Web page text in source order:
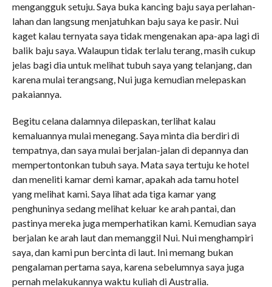
mengangguk setuju. Saya buka kancing baju saya perlahan-
lahan dan langsung menjatuhkan baju saya ke pasir. Nui
kaget kalau ternyata saya tidak mengenakan apa-apa lagi di
balik baju saya. Walaupun tidak terlalu terang, masih cukup
jelas bagi dia untuk melihat tubuh saya yang telanjang, dan
karena mulai terangsang, Nui juga kemudian melepaskan
pakaiannya.
Begitu celana dalamnya dilepaskan, terlihat kalau
kemaluannya mulai menegang. Saya minta dia berdiri di
tempatnya, dan saya mulai berjalan-jalan di depannya dan
mempertontonkan tubuh saya. Mata saya tertuju ke hotel
dan meneliti kamar demi kamar, apakah ada tamu hotel
yang melihat kami. Saya lihat ada tiga kamar yang
penghuninya sedang melihat keluar ke arah pantai, dan
pastinya mereka juga memperhatikan kami. Kemudian saya
berjalan ke arah laut dan memanggil Nui. Nui menghampiri
saya, dan kami pun bercinta di laut. Ini memang bukan
pengalaman pertama saya, karena sebelumnya saya juga
pernah melakukannya waktu kuliah di Australia.